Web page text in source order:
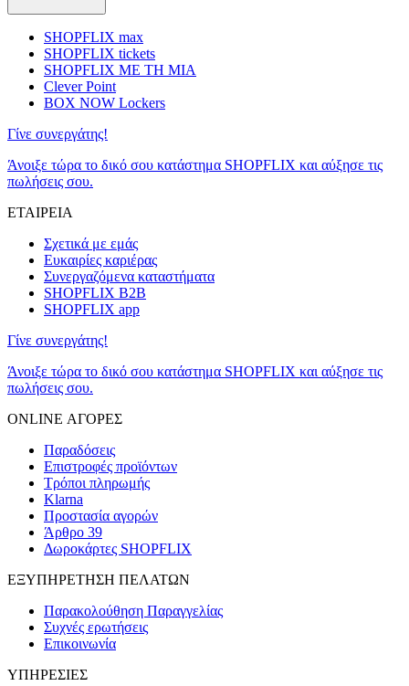
SHOPFLIX max
SHOPFLIX tickets
SHOPFLIX ΜΕ ΤΗ ΜΙΑ
Clever Point
BOX NOW Lockers
Γίνε συνεργάτης!
Άνοιξε τώρα το δικό σου κατάστημα SHOPFLIX και αύξησε τις
πωλήσεις σου.
ΕΤΑΙΡΕΙΑ
Σχετικά με εμάς
Ευκαιρίες καριέρας
Συνεργαζόμενα καταστήματα
SHOPFLIX B2B
SHOPFLIX app
Γίνε συνεργάτης!
Άνοιξε τώρα το δικό σου κατάστημα SHOPFLIX και αύξησε τις
πωλήσεις σου.
ONLINE ΑΓΟΡΕΣ
Παραδόσεις
Επιστροφές προϊόντων
Τρόποι πληρωμής
Klarna
Προστασία αγορών
Άρθρο 39
Δωροκάρτες SHOPFLIX
ΕΞΥΠΗΡΕΤΗΣΗ ΠΕΛΑΤΩΝ
Παρακολούθηση Παραγγελίας
Συχνές ερωτήσεις
Επικοινωνία
ΥΠΗΡΕΣΙΕΣ